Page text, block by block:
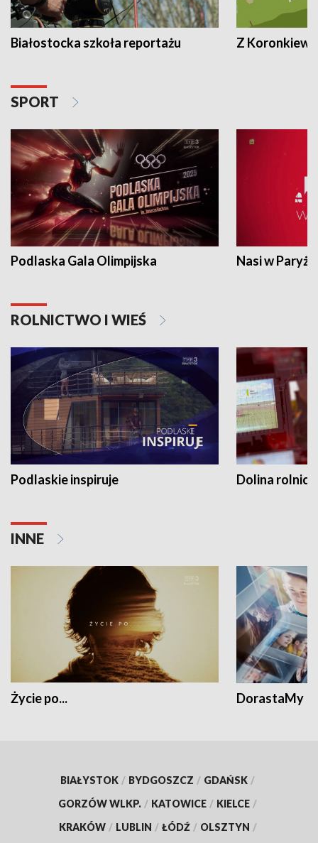
Białostocka szkoła reportażu Z
SPORT
Podlaska Gala Olimpijska Nasi w Paryżu
ROLNICTWO I WIEŚ
Podlaskie inspiruje Dolina
INNE
Życie po... DorastaMy
BIAŁYSTOK / BYDGOSZCZ / GDAŃSK /
GORZÓW WLKP. / KATOWICE / KIELCE /
KRAKÓW / LUBLIN / ŁÓDŹ / OLSZTYN /